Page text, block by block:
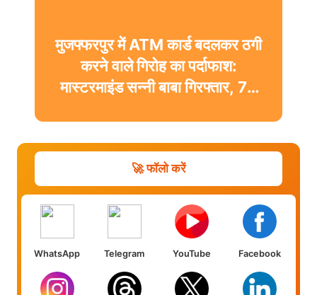
मुजफ्फरपुर में ATM कार्ड बदलकर ठगी
करने वाले गिरोह का पर्दाफाश:
मास्टरमाइंड सन्नी बाबा गिरफ्तार, 74
🚀 फॉलो करें
WhatsApp Telegram YouTube Facebook